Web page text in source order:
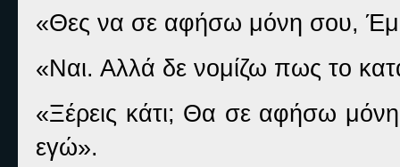
«Θες να σε αφήσω μόνη σου,
«Ναι. Αλλά δε νομίζω πως το
«Ξέρεις κάτι; Θα σε αφήσω
εγώ».